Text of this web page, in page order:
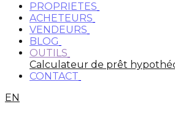
PROPRIETES
ACHETEURS
VENDEURS
BLOG
OUTILS
Calculateur de prêt
CONTACT
EN